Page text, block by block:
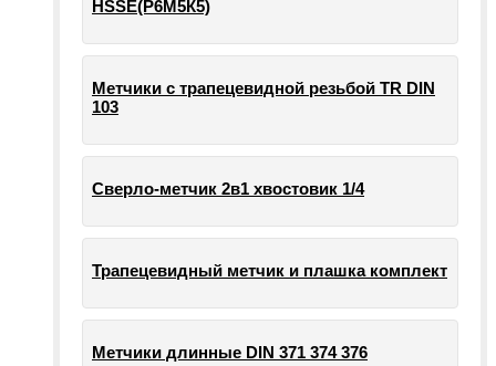
HSSE(Р6М5К5)
Метчики с трапецевидной резьбой TR DIN
103
Сверло-метчик 2в1 хвостовик 1/4
Трапецевидный метчик и плашка комплект
Метчики длинные DIN 371 374 376